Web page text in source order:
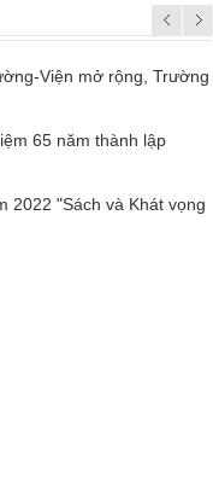
Viện mở rộng, Trường
65 năm thành lập
2022 "Sách và Khát vọng